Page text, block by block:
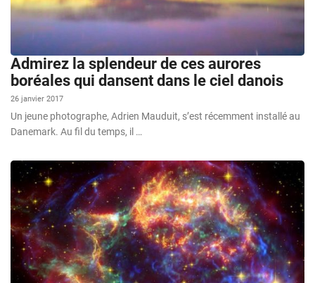
Admirez la splendeur de ces aurores
boréales qui dansent dans le ciel danois
26 janvier 2017
Un jeune photographe, Adrien Mauduit, s’est récemment installé au
Danemark. Au fil du temps, il …